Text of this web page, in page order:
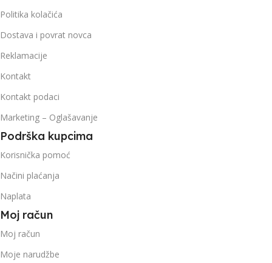
Politika kolačića
Dostava i povrat novca
Reklamacije
Kontakt
Kontakt podaci
Marketing – Oglašavanje
Podrška kupcima
Korisnička pomoć
Načini plaćanja
Naplata
Moj račun
Moj račun
Moje narudžbe